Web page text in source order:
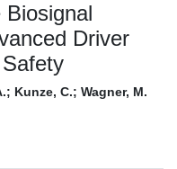
Biosignal
Driver
; Kunze, C.; Wagner, M.